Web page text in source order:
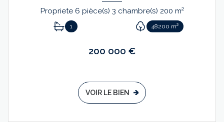
Propriete 6 pièce(s) 3 chambre(s) 200 m²
1 48200 m²
200 000 €
VOIR LE BIEN